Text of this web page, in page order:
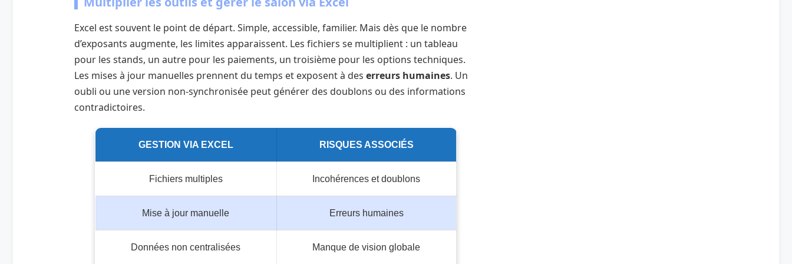
Excel est souvent le point de départ. Simple, accessible, familier. Mais dès que le nombre
d’exposants augmente, les limites apparaissent. Les fichiers se multiplient : un tableau
pour les stands, un autre pour les paiements, un troisième pour les options techniques.
Les mises à jour manuelles prennent du temps et exposent à des erreurs humaines. Un
oubli ou une version non-synchronisée peut générer des doublons ou des informations
contradictoires.
GESTION VIA EXCEL RISQUES ASSOCIÉS
Fichiers multiples Incohérences et doublons
Mise à jour manuelle Erreurs humaines
Données non centralisées Manque de vision globale